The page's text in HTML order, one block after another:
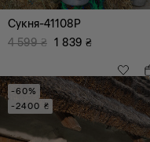
Сукня-41108P
4 599 ₴ 1 839 ₴
-60%
-2400 ₴